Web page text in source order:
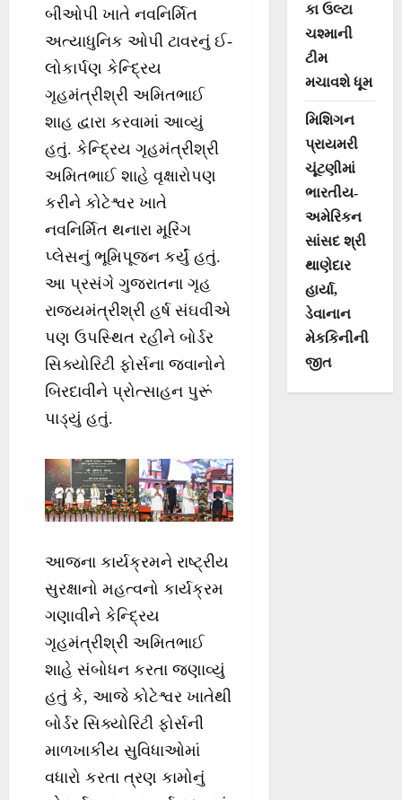
બીઓપી ખાતે નવનિર્મિત
અત્યાધુનિક ઓપી ટાવરનું ઈ-
લોકાર્પણ કેન્દ્રિય
ગૃહમંત્રીશ્રી અમિતભાઈ
શાહ દ્વારા કરવામાં આવ્યું
હતું. કેન્દ્રિય ગૃહમંત્રીશ્રી
અમિતભાઈ શાહે વૃક્ષારોપણ
કરીને કોટેશ્વર ખાતે
નવનિર્મિત થનારા મૂરિંગ
પ્લેસનું ભૂમિપૂજન કર્યું હતું.
આ પ્રસંગે ગુજરાતના ગૃહ
રાજ્યમંત્રીશ્રી હર્ષ સંઘવીએ
પણ ઉપસ્થિત રહીને બોર્ડર
સિક્યોરિટી ફોર્સના જવાનોને
બિરદાવીને પ્રોત્સાહન પુરૂં
પાડ્યું હતું.
આજના કાર્યક્રમને રાષ્ટ્રીય
સુરક્ષાનો મહત્વનો કાર્યક્રમ
ગણાવીને કેન્દ્રિય
ગૃહમંત્રીશ્રી અમિતભાઈ
શાહે સંબોધન કરતા જણાવ્યું
હતું કે, આજે કોટેશ્વર ખાતેથી
બોર્ડર સિક્યોરિટી ફોર્સની
માળખાકીય સુવિધાઓમાં
વધારો કરતા ત્રણ કામોનું
કા ઉલ્ટા
ચશ્માની
ટીમ
મચાવશે ધૂમ
મિશિગન
પ્રાયમરી
ચૂંટણીમાં
ભારતીય-
અમેરિકન
સાંસદ શ્રી
થાણેદાર
હાર્યા,
ડેવાનાન
મેકકિનીની
જીત